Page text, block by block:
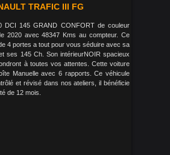
TRAFIC III FG
DCI 145 GRAND CONFORT de couleur
2020 avec 48347 Kms au compteur. Ce
4 portes a tout pour vous séduire avec sa
ses 145 Ch. Son intérieurNOIR spacieux
à toutes vos attentes. Cette voiture
Manuelle avec 6 rapports. Ce véhicule
et révisé dans nos ateliers, il bénéficie
de 12 mois.